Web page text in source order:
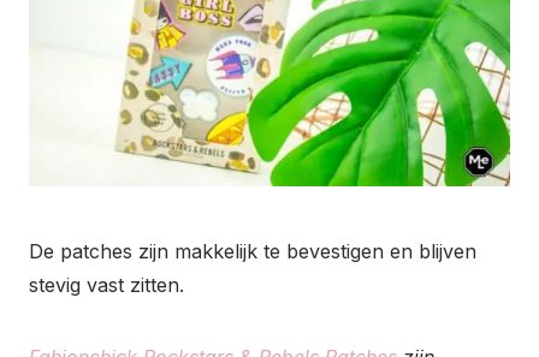
De patches zijn makkelijk te bevestigen en blijven
stevig vast zitten.